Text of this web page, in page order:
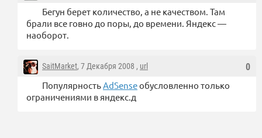
Бегун берет количество, а не качеством. Там
брали все говно до поры, до времени. Яндекс —
наоборот.
0
SaitMarket, 7 Декабря 2008 , url
ПопулярностьAdSenseобусловленно только
ограничениями в яндекс.д